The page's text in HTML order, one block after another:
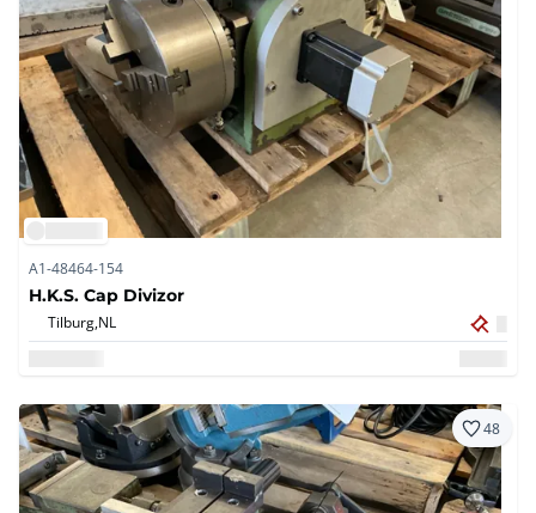
A1-48464-154
H.K.S. Cap Divizor
Tilburg,NL
48